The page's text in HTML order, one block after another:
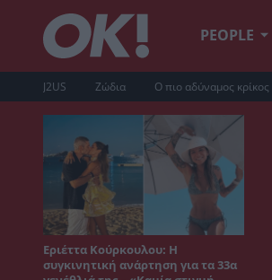
PEOPLE
J2US Ζώδια Ο πιο αδύναμος κρίκος
Εριέττα Κούρκουλου: Η
συγκινητική ανάρτηση για τα 33α